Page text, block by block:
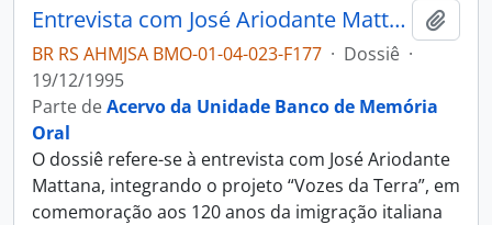
Entrevista com José Ariodante Mattana
BR RS AHMJSA BMO-01-04-023-F177 · Dossiê ·
19/12/1995
Parte deAcervo da Unidade Banco de Memória
Oral
O dossiê refere-se à entrevista com José Ariodante
Mattana, integrando o projeto “Vozes da Terra”, em
comemoração aos 120 anos da imigração italiana